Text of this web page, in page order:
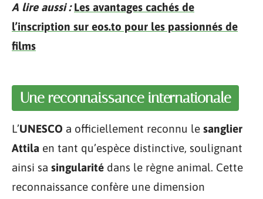
A lire aussi : Les avantages cachés de
l’inscription sur eos.to pour les passionnés de
films
Une reconnaissance internationale
L’UNESCO a officiellement reconnu le sanglier
Attila en tant qu’espèce distinctive, soulignant
ainsi sa singularité dans le règne animal. Cette
reconnaissance confère une dimension